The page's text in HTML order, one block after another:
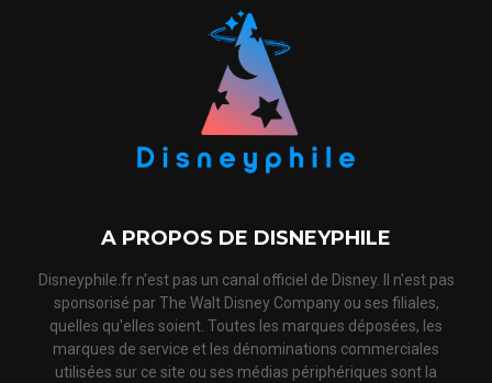
A PROPOS DE DISNEYPHILE
Disneyphile.fr n'est pas un canal officiel de Disney. Il n'est pas
sponsorisé par The Walt Disney Company ou ses filiales,
quelles qu'elles soient. Toutes les marques déposées, les
marques de service et les dénominations commerciales
utilisées sur ce site ou ses médias périphériques sont la